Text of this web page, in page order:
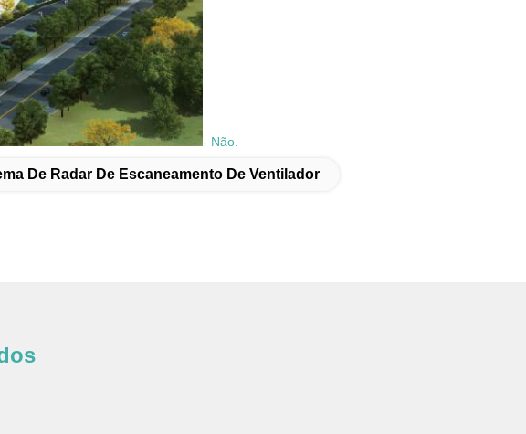
- Não.
De Radar De Escaneamento De Ventilador